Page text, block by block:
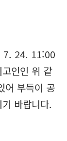
7. 24. 11:00
인인 위 같
어 부득이 공
바랍니다.